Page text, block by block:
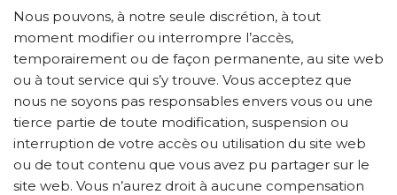
Nous pouvons, à notre seule discrétion, à tout
moment modifier ou interrompre l’accès,
temporairement ou de façon permanente, au site web
ou à tout service qui s’y trouve. Vous acceptez que
nous ne soyons pas responsables envers vous ou une
tierce partie de toute modification, suspension ou
interruption de votre accès ou utilisation du site web
ou de tout contenu que vous avez pu partager sur le
site web. Vous n’aurez droit à aucune compensation